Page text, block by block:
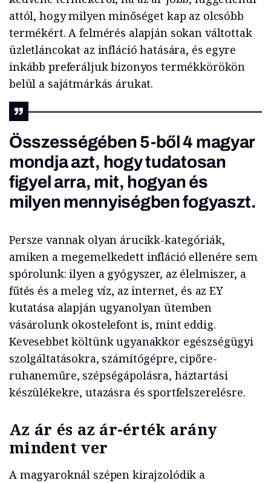
attól, hogy milyen minőséget kap az olcsóbb
termékért. A felmérés alapján sokan váltottak
üzletláncokat az infláció hatására, és egyre
inkább preferáljuk bizonyos termékkörökön
belül a sajátmárkás árukat.
Összességében 5-ből 4 magyar
mondja azt, hogy tudatosan
figyel arra, mit, hogyan és
milyen mennyiségben fogyaszt.
Persze vannak olyan árucikk-kategóriák,
amiken a megemelkedett infláció ellenére sem
spórolunk: ilyen a gyógyszer, az élelmiszer, a
fűtés és a meleg víz, az internet, és az EY
kutatása alapján ugyanolyan ütemben
vásárolunk okostelefont is, mint eddig.
Kevesebbet költünk ugyanakkor egészségügyi
szolgáltatásokra, számítógépre, cipőre-
ruhaneműre, szépségápolásra, háztartási
készülékekre, utazásra és sportfelszerelésre.
Az ár és az ár-érték arány
mindent ver
A magyaroknál szépen kirajzolódik a